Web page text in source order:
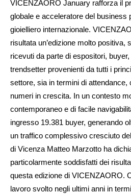
VICENZAORO January rafforza il
globale e acceleratore del business
gioielliero internazionale.
risultata un’edizione molto positiva,
ricevuti da parte di espositori,
trendsetter provenienti da tutti i
settore, sia in termini di attendance,
numeri in crescita. In un contesto
contemporaneo e di facile
ingresso 19.381 buyer, generando
un traffico complessivo cresciuto
di Vicenza Matteo Marzotto ha
particolarmente soddisfatti dei
questa edizione di VICENZAORO.
lavoro svolto negli ultimi anni in